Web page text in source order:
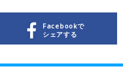
Facebookで
シェアする